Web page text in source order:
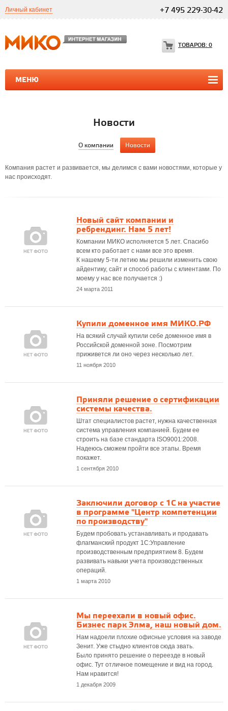
Личный кабинет +7 495 229-30-42
МЕНЮ
ТОВАРОВ: 0
ПРОГРАММЫ 1С 1С
Новости
О компании Новости
Компания растет и развивается, мы делимся с вами новостями, которые у
нас происходят.
Новый сайт компании и
ребрендинг. Нам 5 лет!
Компании МИКО исполняется 5 лет. Спасибо
всем кто работает с нами все это время.
К нашему 5-ти летию мы решили изменить свою
айдентику, сайт и способ работы с клиентами. По
моему у нас все получается :)
24 марта 2011
Купили доменное имя МИКО.РФ
На всякий случай купили себе доменное имя в
Российской доменной зоне. Посмотрим
приживется ли оно через несколько лет.
11 ноября 2010
Приняли решение о сертификации
системы качества.
Штат специалистов растет, нужна качественная
система управления компанией. Будем ее
строить на базе стандарта ISO9001:2008.
Надеюсь сможем пройти все этапы. Время
покажет.
1 сентября 2010
Заключили договор с 1С на участие
в программе "Центр компетенции
по производству"
Будем пробовать устанавливать и продавать
флагманский продукт 1С:Управление
производственным предприятием 8. Будем
развивать навыки учета производственных
операций.
1 марта 2010
Мы переехали в новый офис.
Бизнес парк Элма, наш новый дом.
Нам надоели плохие офисные условия на заводе
Зенит. Уже стыдно клиентов сюда звать.
Было принято решение о переезде в новый
офис. Тут отличное помещение и вид на город.
Нам нравится!
1 декабря 2009